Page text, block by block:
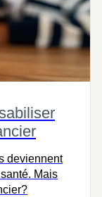
deviennent
Mais